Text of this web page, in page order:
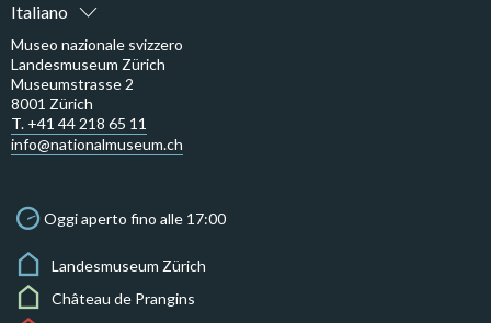
Italiano
Museo nazionale svizzero
Landesmuseum Zürich
Museumstrasse 2
8001 Zürich
T. +41 44 218 65 11
info@nationalmuseum.ch
Oggi aperto fino alle 17:00
Landesmuseum Zürich
Château de Prangins